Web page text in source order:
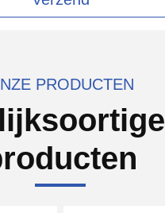
PRODUCTEN